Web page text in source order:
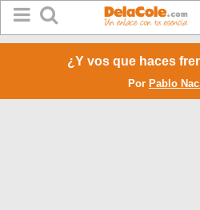
¿Y vos que haces
Por Pablo